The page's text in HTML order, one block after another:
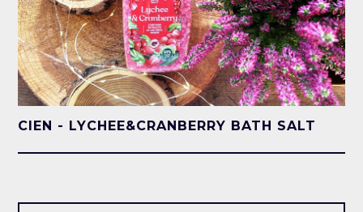
CIEN - LYCHEE&CRANBERRY BATH SALT